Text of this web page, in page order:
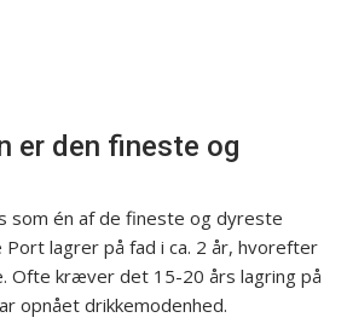
er den fineste og
som én af de fineste og dyreste
lagrer på fad i ca. 2 år, hvorefter
Ofte kræver det 15-20 års lagring på
opnået drikkemodenhed.